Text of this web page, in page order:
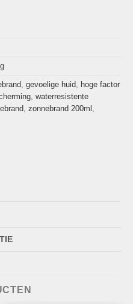
, gevoelige huid, hoge factor
, waterresistente
, zonnebrand 200ml ,